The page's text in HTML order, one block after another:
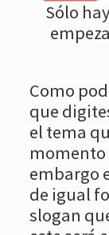
Sólo
Como
que
el tema
momento
embargo
de igual
slogan